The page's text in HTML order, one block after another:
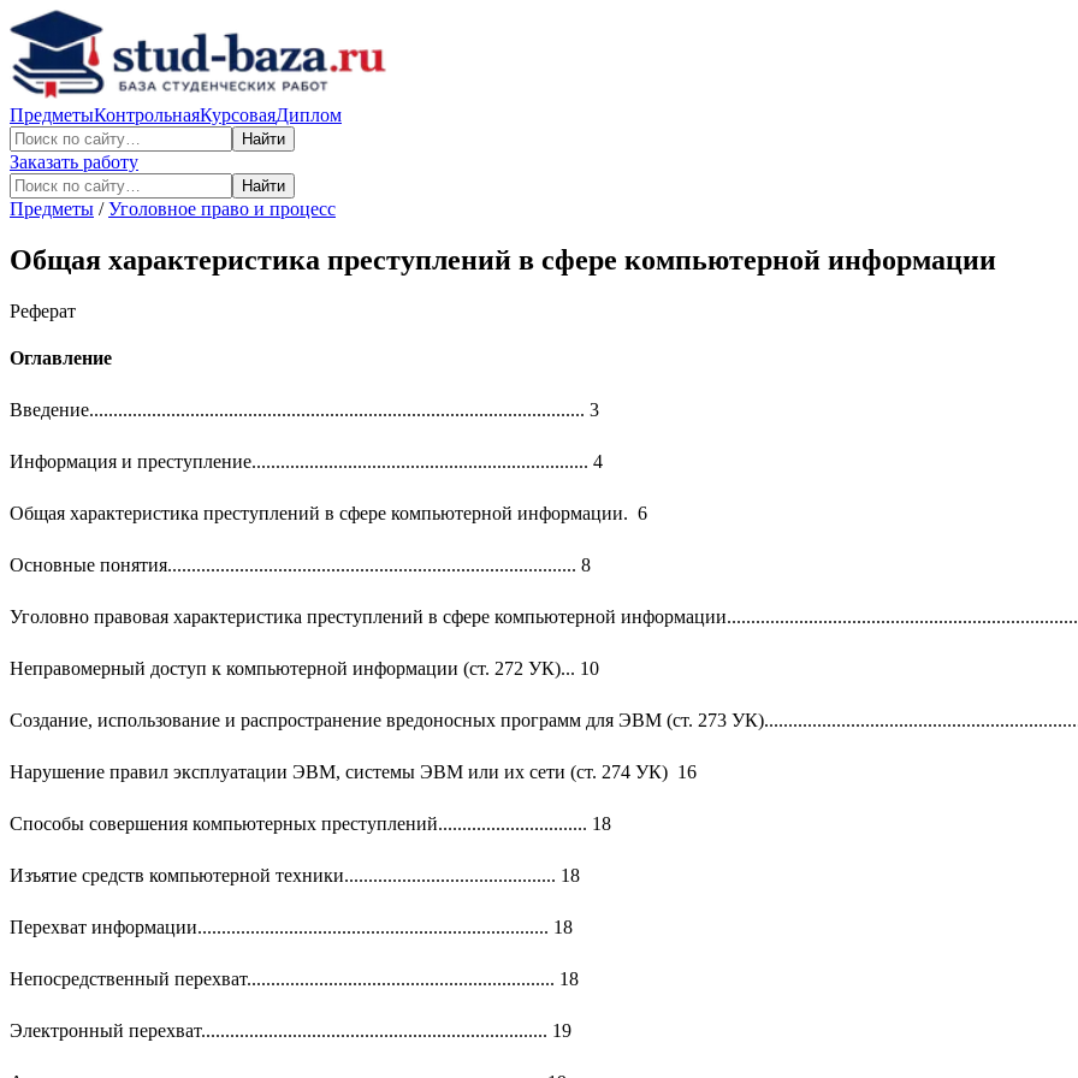
ПредметыКонтрольнаяКурсоваяДиплом
Найти
Заказать работу
Найти
Предметы /Уголовное право и процесс
Общая характеристика преступлений в сфере компьютерной информации
Реферат
Оглавление
Введение....................................................................................................... 3
Информация и преступление...................................................................... 4
Общая характеристика преступлений в сфере компьютерной информации. 6
Основные понятия..................................................................................... 8
Уголовно правовая характеристика преступлений в сфере компьютерной
Неправомерный доступ к компьютерной информации (ст. 272 УК)... 10
Создание, использование и распространение вредоносных программ для ЭВМ (ст. 273
Нарушение правил эксплуатации ЭВМ, системы ЭВМ или их сети (ст. 274 УК) 16
Способы совершения компьютерных преступлений............................... 18
Изъятие средств компьютерной техники............................................ 18
Перехват информации......................................................................... 18
Непосредственный перехват................................................................ 18
Электронный перехват........................................................................ 19